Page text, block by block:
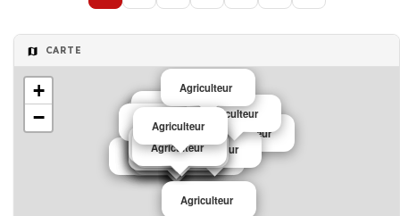
CARTE
Agriculteur
Agriculteur
Edition de journaux
Presse
Agriculteur
Agriculteur
AgriculteurAgriculteur
Agriculteur
Agriculteur
Agriculteur
Agriculteur
Agriculteur
Agriculteur
Agriculteur
Agriculteur
Agriculteur
+
−